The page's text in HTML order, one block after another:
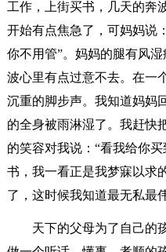
工作，上街买书，几天的奔
开始有点焦急了，可妈妈说
你不用管”。妈妈的腿有风
波心里有点过意不去。在一
沉重的脚步声。我知道妈妈
的全身被雨淋湿了。我赶快
的笑容对我说：“看我给你
书，我一看正是我梦寐以求
了，这时候我知道最无私最
天下的父母为了自己的